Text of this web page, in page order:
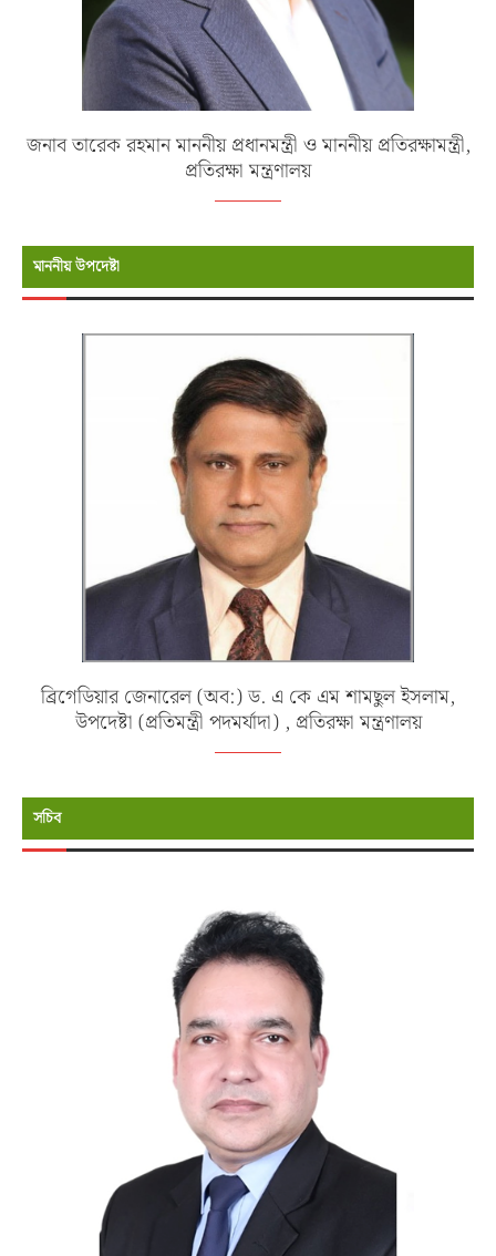
জনাব তারেক রহমান মাননীয় প্রধানমন্ত্রী ও মাননীয় প্রতিরক্ষামন্ত্রী,
প্রতিরক্ষা মন্ত্রণালয়
মাননীয় উপদেষ্টা
ব্রিগেডিয়ার জেনারেল (অব:) ড. এ কে এম শামছুল ইসলাম,
উপদেষ্টা (প্রতিমন্ত্রী পদমর্যাদা) , প্রতিরক্ষা মন্ত্রণালয়
সচিব